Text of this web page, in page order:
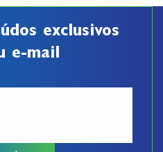
exclusivos
e-mail